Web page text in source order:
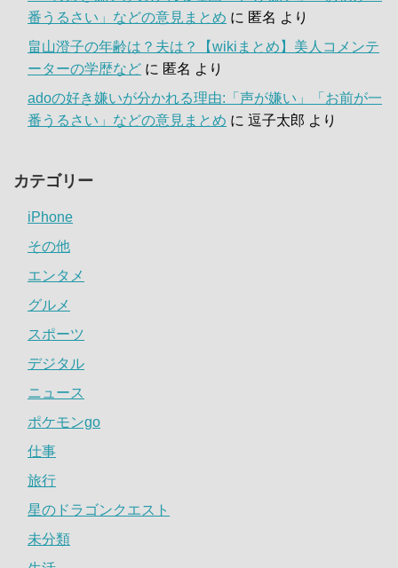
番うるさい」などの意見まとめ に 匿名 より
畠山澄子の年齢は？夫は？【wikiまとめ】美人コメンテ
ーターの学歴など に 匿名 より
adoの好き嫌いが分かれる理由:「声が嫌い」「お前が一
番うるさい」などの意見まとめ に 逗子太郎 より
カテゴリー
iPhone
その他
エンタメ
グルメ
スポーツ
デジタル
ニュース
ポケモンgo
仕事
旅行
星のドラゴンクエスト
未分類